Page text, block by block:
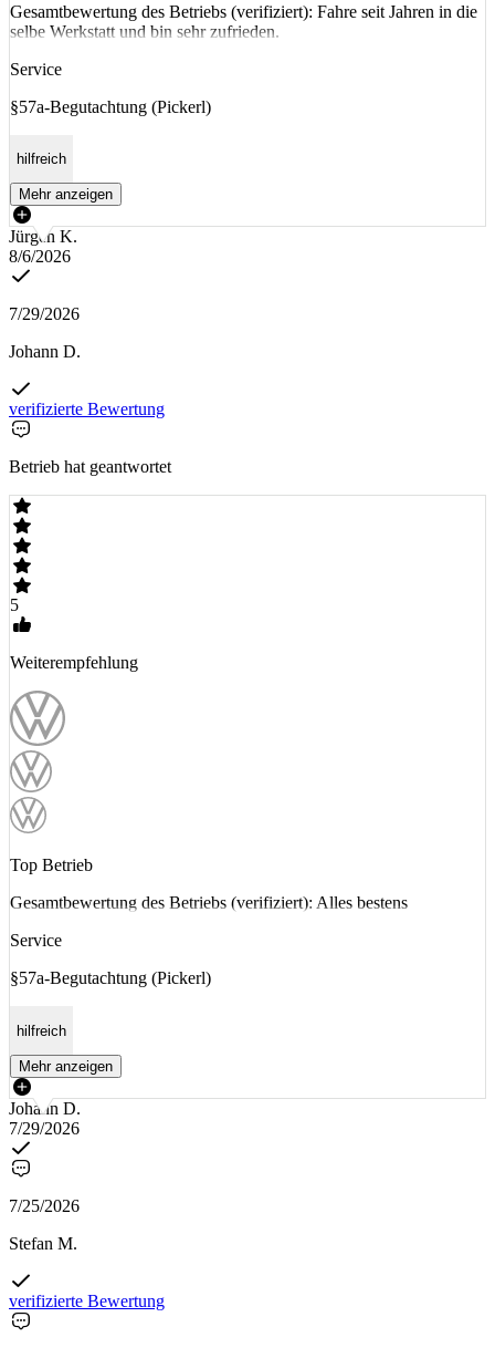
Gesamtbewertung des Betriebs (verifiziert): Fahre seit Jahren in die
selbe Werkstatt und bin sehr zufrieden.
Service
§57a-Begutachtung (Pickerl)
hilfreich
Mehr anzeigen
Jürgen K.
8/6/2026
7/29/2026
Johann D.
verifizierte Bewertung
Betrieb hat geantwortet
5
Weiterempfehlung
Top Betrieb
Gesamtbewertung des Betriebs (verifiziert): Alles bestens
Service
§57a-Begutachtung (Pickerl)
hilfreich
Mehr anzeigen
Johann D.
7/29/2026
7/25/2026
Stefan M.
verifizierte Bewertung